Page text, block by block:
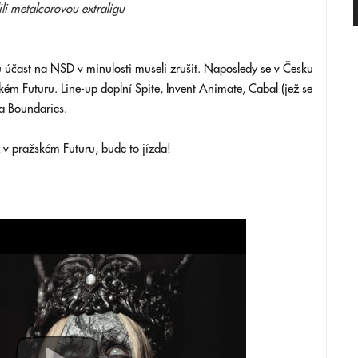
metalcorovou extraligu
na NSD v minulosti museli zrušit. Naposledy se v Česku
Futuru. Line-up doplní Spite, Invent Animate, Cabal (jež se
Boundaries.
pražském Futuru, bude to jízda!